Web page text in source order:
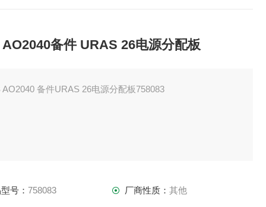
备件 URAS 26电源分配板
AO2040 备件URAS 26电源分配板758083
号：758083 厂商性质： 其他